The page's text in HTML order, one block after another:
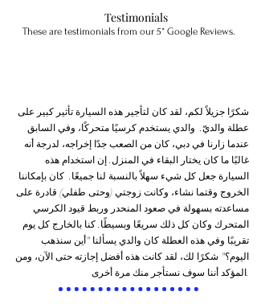
Testimonials
These are testimonials from our 5* Google Reviews.
شكرًا جزيلاً لكم، لقد كان لتأجير هذه السيارة تأثير كبير على
عطلة والديّ. والدي يستخدم كرسيًا متحركًا، وفي السابق
عندما زارنا في دبي، كان من الصعب جدًا إخراجه، لدرجة أنه
غالبًا ما كان يختار البقاء في المنزل. إن استخدام هذه
السيارة جعل كل شيء سهلاً بالنسبة لنا جميعًا. كان بإمكاننا
الخروج وقتما نشاء، وكانت زوجتي (وحتى طفلي) قادرة على
مساعدته بسهولة في صعود المنحدر وربط قيود الكرسي
المتحرك وكان كل ذلك سريعًا وبسيطًا. كنا بالخارج كل يوم
تقريبًا وفي هذه العطلة كان والدي يسألنا "أين سنذهب
اليوم؟" شكرًا لك، لقد كانت هذه أفضل إجازته حتى الآن، ومن
المؤكد أننا سوف نستأجر منك مرة أخرى.